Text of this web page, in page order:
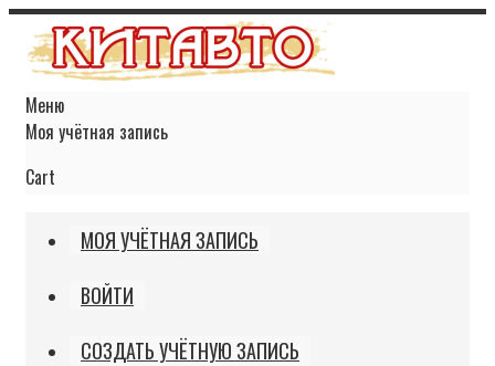
Меню
Моя учётная запись
Cart
МОЯ УЧЁТНАЯ ЗАПИСЬ
ВОЙТИ
СОЗДАТЬ УЧЁТНУЮ ЗАПИСЬ